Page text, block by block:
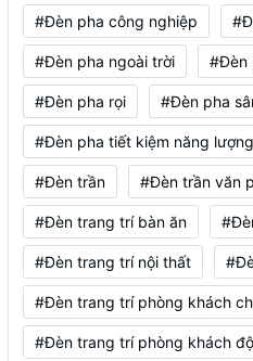
#Đèn pha công nghiệp
#Đèn pha ngoài trời #Đèn
#Đèn pha rọi #Đèn pha
#Đèn pha tiết kiệm năng lượng
#Đèn trần #Đèn trần văn
#Đèn trang trí bàn ăn
#Đèn trang trí nội thất
#Đèn trang trí phòng khách
#Đèn trang trí phòng khách